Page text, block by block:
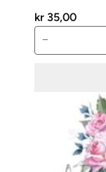
kr 35,00
Rispapir
−